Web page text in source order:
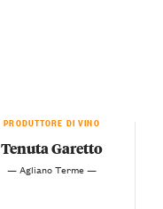
PRODUTTORE DI VINO
Tenuta Garetto
— Agliano Terme —